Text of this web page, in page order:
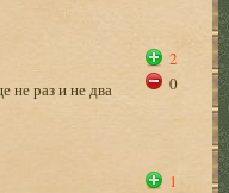
не раз и не два
2
0
1